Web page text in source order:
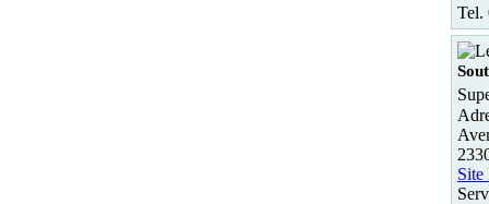
Tel.
Site